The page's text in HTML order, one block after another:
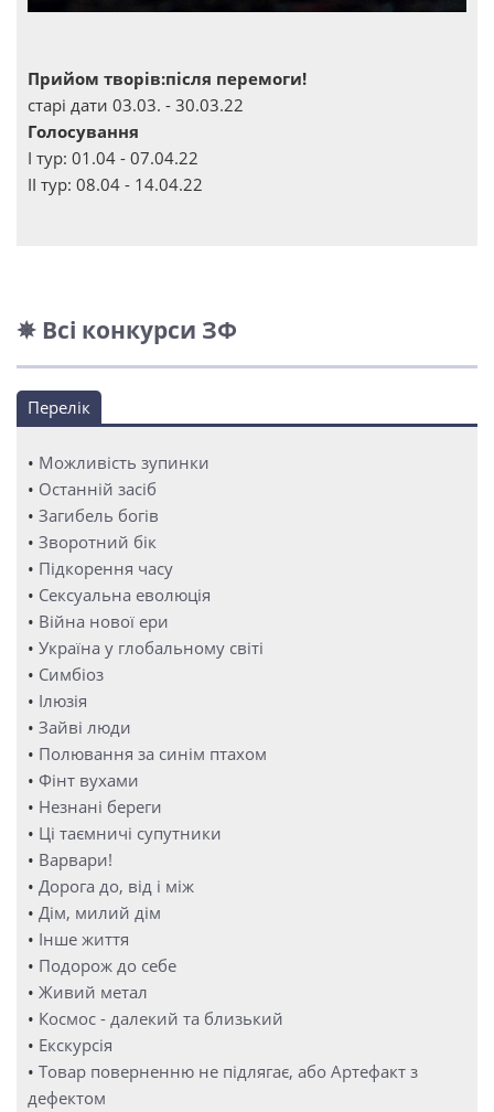
Прийом творів:після перемоги!
старі дати 03.03. - 30.03.22
Голосування
І тур: 01.04 - 07.04.22
ІІ тур: 08.04 - 14.04.22
✵ Всі конкурси ЗФ
Перелік
• Можливість зупинки
• Останній засіб
• Загибель богів
• Зворотний бік
• Підкорення часу
• Сексуальна еволюція
• Війна нової ери
• Україна у глобальному світі
• Симбіоз
• Ілюзія
• Зайві люди
• Полювання за синім птахом
• Фінт вухами
• Незнані береги
• Ці таємничі супутники
• Варвари!
• Дорога до, від і між
• Дім, милий дім
• Інше життя
• Подорож до себе
• Живий метал
• Космос - далекий та близький
• Екскурсія
• Товар поверненню не підлягає, або Артефакт з
дефектом